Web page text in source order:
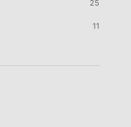
25
11